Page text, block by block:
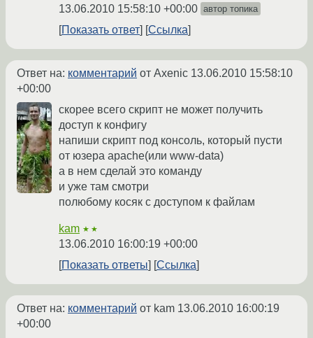
13.06.2010 15:58:10 +00:00 автор топика
Показать ответ Ссылка
Ответ на: комментарий от Axenic 13.06.2010 15:58:10
+00:00
скорее всего скрипт не может получить
доступ к конфигу
напиши скрипт под консоль, который пусти
от юзера apache(или www-data)
а в нем сделай это команду
и уже там смотри
полюбому косяк с доступом к файлам
kam ★★
13.06.2010 16:00:19 +00:00
Показать ответы
Ссылка
Ответ на: комментарий от kam 13.06.2010 16:00:19
+00:00